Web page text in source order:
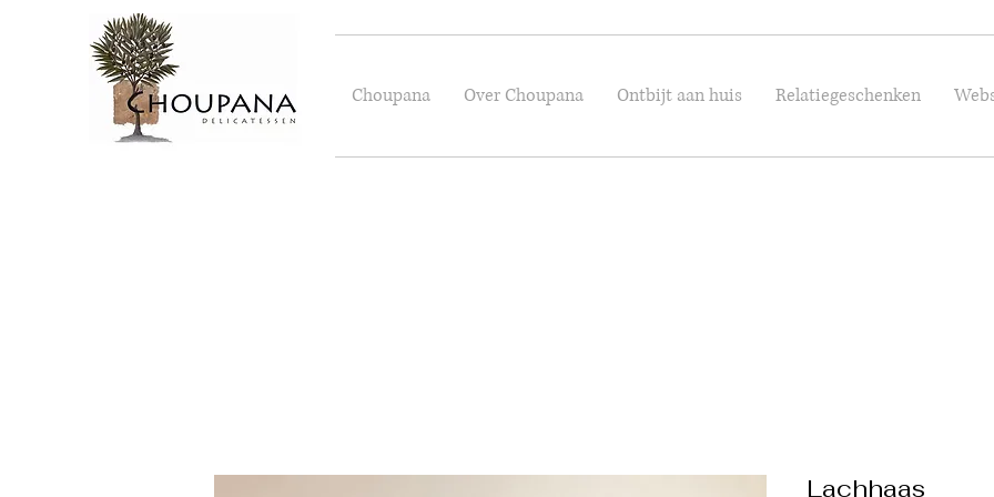
Choupana Over Choupana Ontbijt aan huis Relatiegeschenken
Lachhaas